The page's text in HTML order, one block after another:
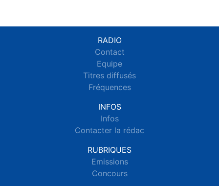
RADIO
Contact
Equipe
Titres diffusés
Fréquences
INFOS
Infos
Contacter la rédac
RUBRIQUES
Emissions
Concours